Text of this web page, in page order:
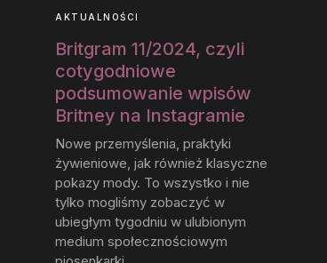
AKTUALNOŚCI
Britgram 11/2024, czyli
cotygodniowe
podsumowanie wpisów
Britney na Instagramie
Nowe przemyślenia, praktyki
żywieniowe, jak również klasyczne
pokazy mody. To wszystko i nie
tylko mogliśmy zobaczyć w
ubiegłym tygodniu w ulubionym
medium społecznościowym